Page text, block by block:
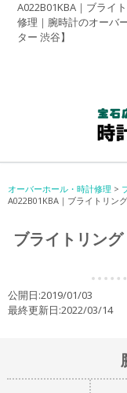
A022B01KBA｜ブライ
修理｜腕時計のオーバ
ター 渋谷】
オーバーホール・時計修理 >
A022B01KBA｜ブライトリン
ブライトリン
公開日:2019/01/03
最終更新日:2022/03/14